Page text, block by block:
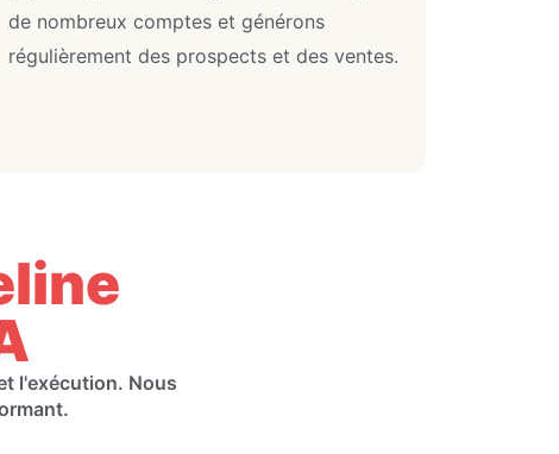
de nombreux comptes et générons
régulièrement des prospects et des ventes.
l'exécution. Nous